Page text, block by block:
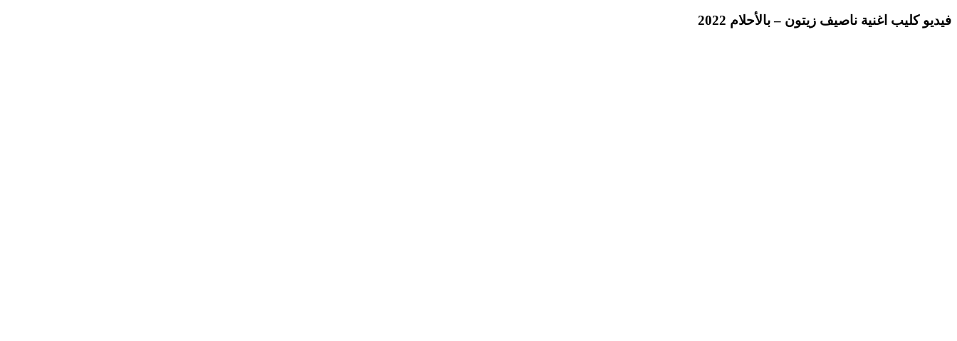
فيديو كليب اغنية ناصيف زيتون – بالأحلام 2022